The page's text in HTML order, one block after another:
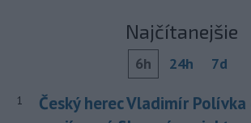
Najčítanejšie
6h 24h 7d
1
Český herec Vladimír